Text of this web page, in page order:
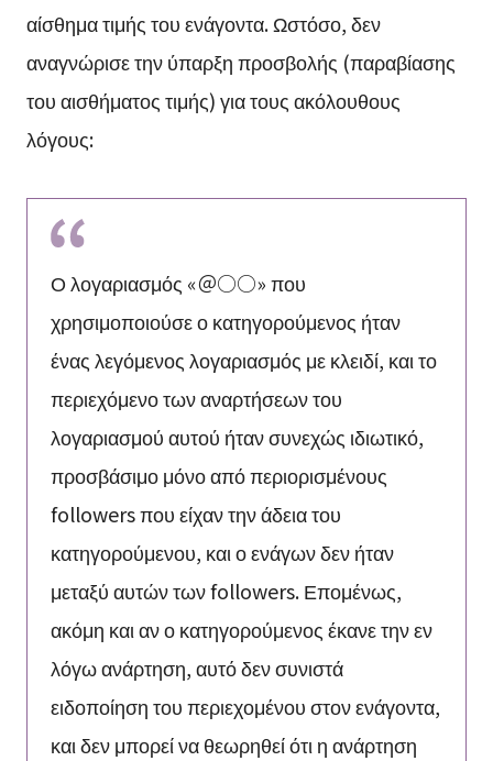
αίσθημα τιμής του ενάγοντα. Ωστόσο, δεν
αναγνώρισε την ύπαρξη προσβολής (παραβίασης
του αισθήματος τιμής) για τους ακόλουθους
λόγους:
Ο λογαριασμός «＠○○» που
χρησιμοποιούσε ο κατηγορούμενος ήταν
ένας λεγόμενος λογαριασμός με κλειδί, και το
περιεχόμενο των αναρτήσεων του
λογαριασμού αυτού ήταν συνεχώς ιδιωτικό,
προσβάσιμο μόνο από περιορισμένους
followers που είχαν την άδεια του
κατηγορούμενου, και ο ενάγων δεν ήταν
μεταξύ αυτών των followers. Επομένως,
ακόμη και αν ο κατηγορούμενος έκανε την εν
λόγω ανάρτηση, αυτό δεν συνιστά
ειδοποίηση του περιεχομένου στον ενάγοντα,
και δεν μπορεί να θεωρηθεί ότι η ανάρτηση